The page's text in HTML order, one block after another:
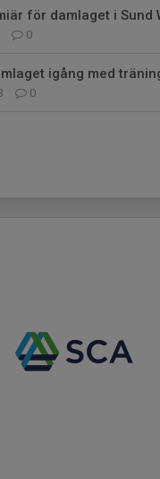
för damlaget i Sund
0
igång med
0